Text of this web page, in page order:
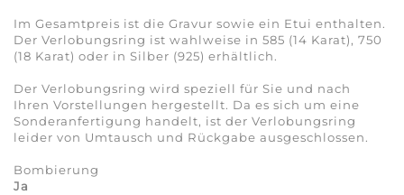
Im Gesamtpreis ist die Gravur sowie ein Etui enthalten.
Der Verlobungsring ist wahlweise in 585 (14 Karat), 750
(18 Karat) oder in Silber (925) erhältlich.
Der Verlobungsring wird speziell für Sie und nach
Ihren Vorstellungen hergestellt. Da es sich um eine
Sonderanfertigung handelt, ist der Verlobungsring
leider von Umtausch und Rückgabe ausgeschlossen.
Bombierung
Ja